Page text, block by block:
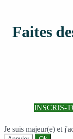
Faites
INSCRIS-
Je suis majeur(e) et